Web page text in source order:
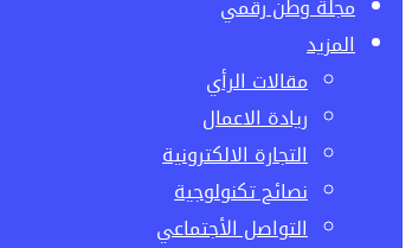
مجلة وطن رقمي
المزيد
مقالات الرأي
ريادة الاعمال
التجارة الالكترونية
نصائح تكنولوجية
التواصل الأجتماعي